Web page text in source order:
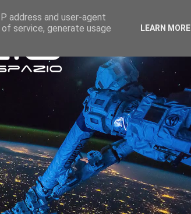
address and user-agent
service, generate usage
LEARN MORE